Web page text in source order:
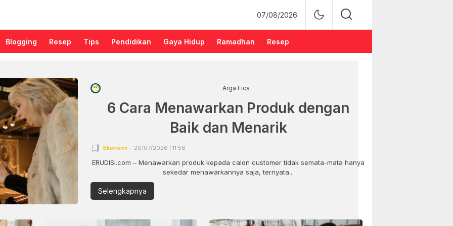
07/08/2026
Blogging Resep Tips Pendidikan Gaya Hidup Ramadhan Resep
Arga Fica
6 Cara Menawarkan Produk dengan
Baik dan Menarik
Ekonomi 20/07/2026 | 11:56
ERUDISI.com – Menawarkan produk kepada calon customer tidak semata-mata hanya
sekedar menawarkannya saja, ternyata...
Selengkapnya